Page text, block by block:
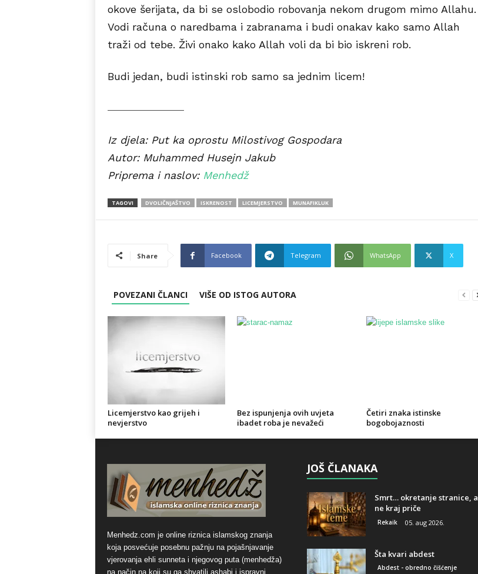
okove šerijata, da bi se oslobodio robovanja nekom drugom mimo Allahu.
Vodi računa o naredbama i zabranama i budi onakav kako samo Allah
traži od tebe. Živi onako kako Allah voli da bi bio iskreni rob.
Budi jedan, budi istinski rob samo sa jednim licem!
Iz djela: Put ka oprostu Milostivog Gospodara
Autor: Muhammed Husejn Jakub
Priprema i naslov: Menhedž
TAGOVI DVOLIČNJAŠTVO ISKRENOST LICEMJERSTVO MUNAFIKLUK
Share Facebook Telegram WhatsApp X
POVEZANI ČLANCI VIŠE OD ISTOG AUTORA
Licemjerstvo kao grijeh i
nevjerstvo
Bez ispunjenja ovih uvjeta
ibadet roba je nevažeći
Četiri znaka istinske
bogobojaznosti
Menhedz.com je online riznica islamskog znanja
koja posvećuje posebnu pažnju na pojašnjavanje
vjerovanja ehli sunneta i njegovog puta (menhedža)
na način na koji su ga shvatili ashabi i ispravni
JOŠ ČLANAKA
Smrt… okretanje stranice, a
ne kraj priče
Rekaik 05. aug 2026.
Šta kvari abdest
Abdest - obredno čišćenje